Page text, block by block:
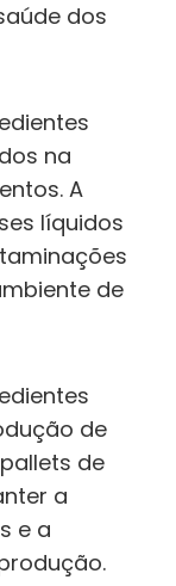
dos
na
A
líquidos
de
de
de
a
e a